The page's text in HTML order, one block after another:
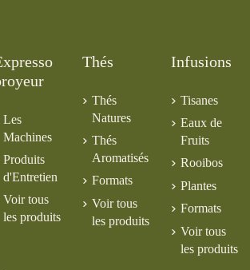
Les
Machines
Produits
d'Entretien
Voir tous
les produits
Thés
Thés
Natures
Thés
Aromatisés
Formats
Voir tous
les produits
Infusions
Tisanes
Eaux de
Fruits
Rooibos
Plantes
Formats
Voir tous
les produits